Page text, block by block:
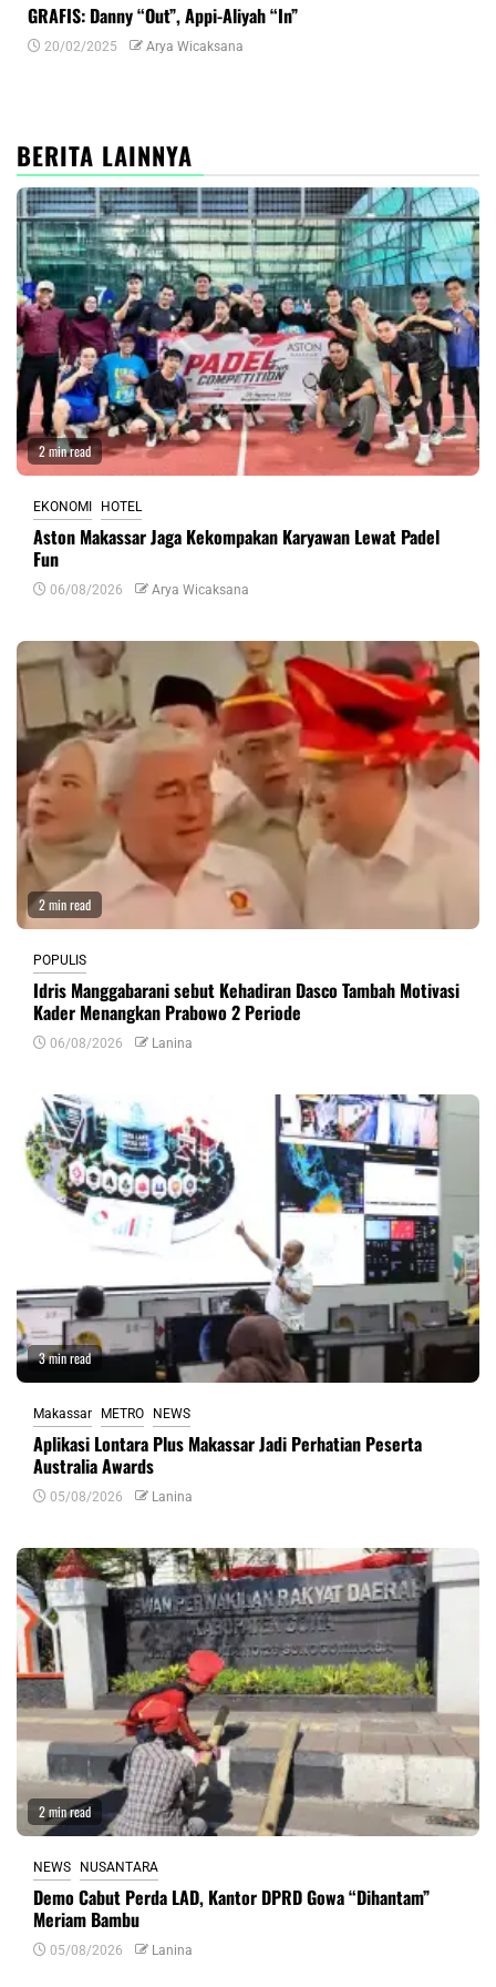
GRAFIS: Danny “Out”, Appi-Aliyah “In”
20/02/2025 Arya Wicaksana
BERITA LAINNYA
2 min read
EKONOMI HOTEL
Aston Makassar Jaga Kekompakan Karyawan Lewat Padel
Fun
06/08/2026 Arya Wicaksana
2 min read
POPULIS
Idris Manggabarani sebut Kehadiran Dasco Tambah Motivasi
Kader Menangkan Prabowo 2 Periode
06/08/2026 Lanina
3 min read
Makassar METRO NEWS
Aplikasi Lontara Plus Makassar Jadi Perhatian Peserta
Australia Awards
05/08/2026 Lanina
2 min read
NEWS NUSANTARA
Demo Cabut Perda LAD, Kantor DPRD Gowa “Dihantam”
Meriam Bambu
05/08/2026 Lanina